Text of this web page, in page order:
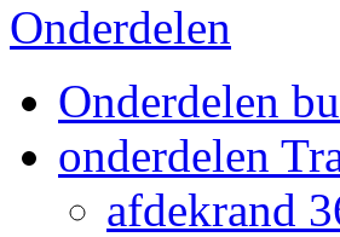
Onderdelen
Onderdelen
onderdelen
afdekrand